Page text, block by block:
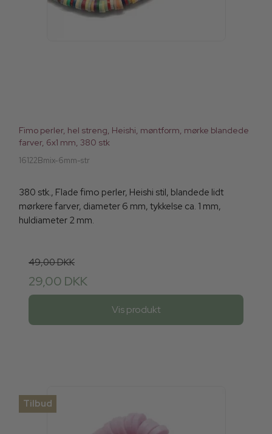
Fimo perler, hel streng, Heishi, møntform, mørke blandede
farver, 6x1 mm, 380 stk
16122Bmix-6mm-str
380 stk., Flade fimo perler, Heishi stil, blandede lidt
mørkere farver, diameter 6 mm, tykkelse ca. 1 mm,
huldiameter 2 mm.
49,00 DKK
29,00 DKK
Vis produkt
Tilbud